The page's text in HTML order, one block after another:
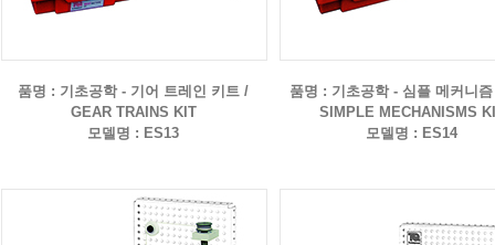
품명 : 기초공학 - 기어 트레인 키트 /
GEAR TRAINS KIT
모델명 : ES13
품명 : 기초공학 - 심플 메커니
SIMPLE MECHANISMS
모델명 : ES14